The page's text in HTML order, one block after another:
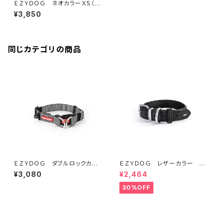
ＥＺＹＤＯＧ ネオカラーＸＳ（デ
ニム＆コーデュロイ）
¥3,850
同じカテゴリの商品
ＥＺＹＤＯＧ ダブルロックカラ
ー S (全7色)
¥3,080
ＥＺＹＤＯＧ レザーカラー S
(全2色)
¥2,464
30%OFF